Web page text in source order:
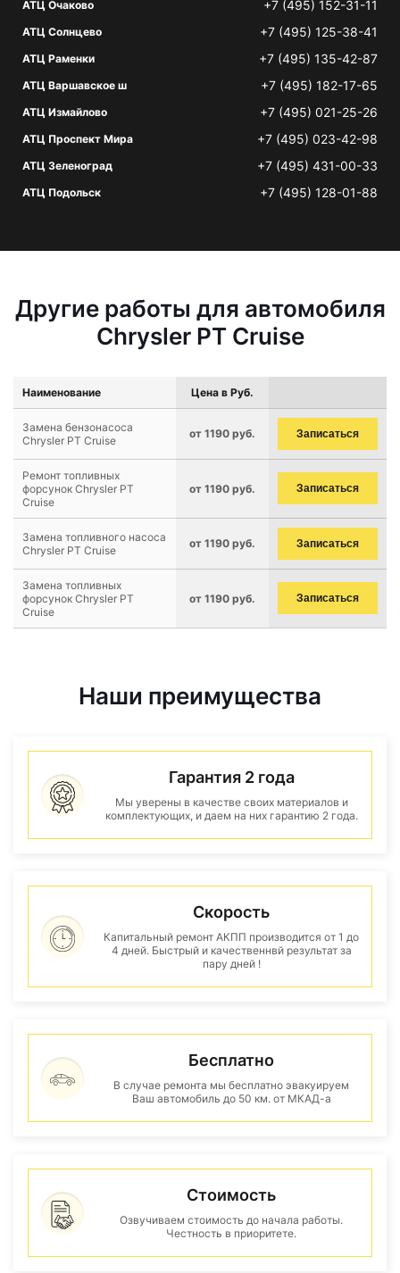
АТЦ Очаково +7 (495) 152-31-11
АТЦ Солнцево +7 (495) 125-38-41
АТЦ Раменки +7 (495) 135-42-87
АТЦ Варшавское ш +7 (495) 182-17-65
АТЦ Измайлово +7 (495) 021-25-26
АТЦ Проспект Мира +7 (495) 023-42-98
АТЦ Зеленоград +7 (495) 431-00-33
АТЦ Подольск +7 (495) 128-01-88
Другие работы для автомобиля
Chrysler PT Cruise
Наименование Цена в Руб.
Замена бензонасоса
Chrysler PT Cruise
от 1190 руб. Записаться
Ремонт топливных
форсунок Chrysler PT
Cruise
от 1190 руб. Записаться
Замена топливного насоса
Chrysler PT Cruise
от 1190 руб. Записаться
Замена топливных
форсунок Chrysler PT
Cruise
от 1190 руб. Записаться
Наши преимущества
Гарантия 2 года
Мы уверены в качестве своих материалов и
комплектующих, и даем на них гарантию 2 года.
Скорость
Капитальный ремонт АКПП производится от 1 до
4 дней. Быстрый и качественнвй результат за
пару дней !
Бесплатно
В случае ремонта мы бесплатно эвакуируем
Ваш автомобиль до 50 км. от МКАД-а
Стоимость
Озвучиваем стоимость до начала работы.
Честность в приоритете.